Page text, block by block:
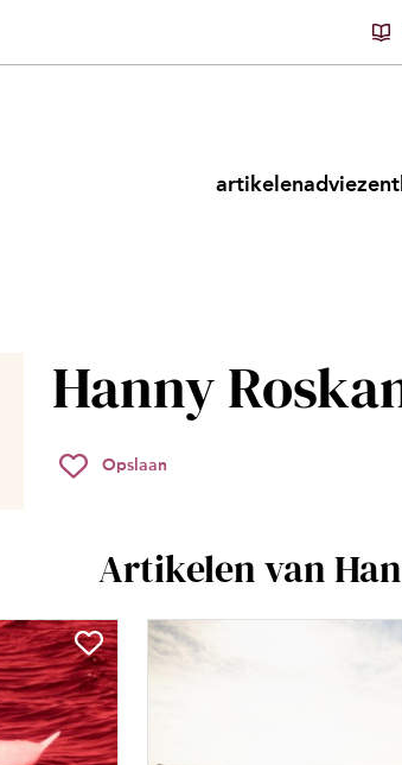
artikelenadviezen
Hanny
Opslaan
Artikelen van